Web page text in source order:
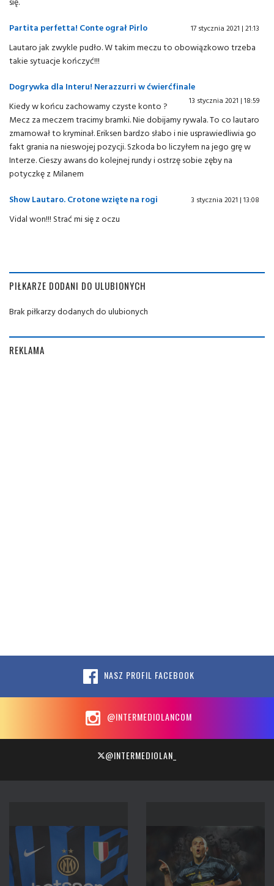
Partita perfetta! Conte ograł Pirlo
17 stycznia 2021 | 21:13
Lautaro jak zwykle pudło. W takim meczu to obowiązkowo trzeba
takie sytuacje kończyć!!!
Dogrywka dla Interu! Nerazzurri w ćwierćfinale
13 stycznia 2021 | 18:59
Kiedy w końcu zachowamy czyste konto ?
Mecz za meczem tracimy bramki. Nie dobijamy rywala. To co lautaro
zmarnował to kryminał. Eriksen bardzo słabo i nie usprawiedliwia go
fakt grania na nieswojej pozycji. Szkoda bo liczyłem na jego grę w
Interze. Cieszy awans do kolejnej rundy i ostrzę sobie zęby na
potyczkę z Milanem
Show Lautaro. Crotone wzięte na rogi
3 stycznia 2021 | 13:08
Vidal won!!! Strać mi się z oczu
PIŁKARZE DODANI DO ULUBIONYCH
Brak piłkarzy dodanych do ulubionych
REKLAMA
NASZ PROFIL FACEBOOK
@INTERMEDIOLANCOM
@INTERMEDIOLAN_